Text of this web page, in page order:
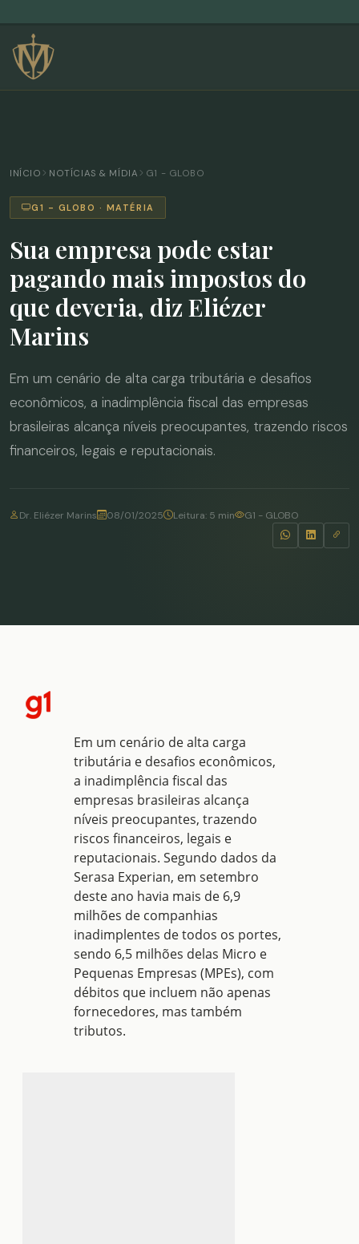
INÍCIO NOTÍCIAS & MÍDIA G1 - GLOBO
G1 - GLOBO · MATÉRIA
Sua empresa pode estar
pagando mais impostos do
que deveria, diz Eliézer
Marins
Em um cenário de alta carga tributária e desafios
econômicos, a inadimplência fiscal das empresas
brasileiras alcança níveis preocupantes, trazendo riscos
financeiros, legais e reputacionais.
Dr. Eliézer Marins 08/01/2025 Leitura: 5 min G1 - GLOBO
Em um cenário dealta carga
tributária e desafios econômicos,
a inadimplência fiscal das
empresas brasileiras alcança
níveis preocupantes, trazendo
riscos financeiros, legais e
reputacionais. Segundo dados da
Serasa Experian, em setembro
deste ano havia mais de 6,9
milhões de companhias
inadimplentes de todos os portes,
sendo 6,5 milhões delas Micro e
Pequenas Empresas (MPEs), com
débitos que incluem não apenas
fornecedores, mas também
tributos.